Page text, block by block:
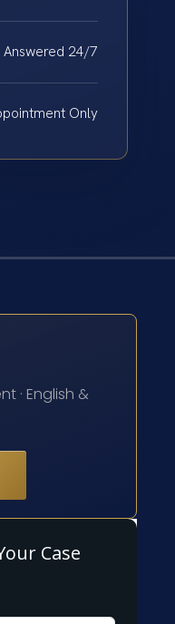
Answered 24/7
Only
· English &